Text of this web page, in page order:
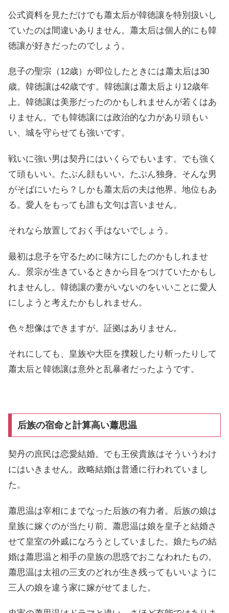
公式資料を見ただけでも蕭太后が韓徳讓を特別扱いし
ていたのは間違いありません。蕭太后は個人的にも韓
徳讓が好きだったのでしょう。
息子の聖宗（12歳）が即位したときには蕭太后は30
歳。韓徳讓は42歳です。韓徳讓は蕭太后より12歳年
上。韓徳讓は美形だったのかもしれませんが若くはあ
りません。でも韓徳讓には政治的な力があり頭もい
い、城を守らせても強いです。
戦いに強い男は契丹にはいくらでもいます。でも強く
て頭もいい。たぶん顔もいい。たぶん独身。そんな男
がそばにいたら？しかも蕭太后の夫は他界。地位もあ
る。愛人をもっても誰も文句は言いません。
それなら放置しておく手はないでしょう。
最初は息子を守るために味方にしたのかもしれませ
ん。景宗が生きているときから目をつけていたかもし
れませんし。韓徳讓の妻がいないのをいいことに愛人
にしようと考えたかもしれません。
色々想像はできますが。証拠はありません。
それにしても、皇族や大臣を撲殺したり斬ったりして
蕭太后と韓徳讓は意外と乱暴者だったようです。
后族の宿命と計算高い蕭思温
契丹の庶民は恋愛結婚。でも王侯貴族はそういうわけ
にはいきません。政略結婚は普通に行われていまし
た。
蕭思温は宰相にまでなった后族の有力者。后族の娘は
皇族に嫁ぐのが当たり前。蕭思温は娘を皇子と結婚さ
せて皇室の外戚になろうとしていました。娘たちの結
婚は蕭思温と相手の皇族の思惑でおこなわれたもの。
蕭思温は太祖の三支のどれが生き残ってもいいように
三人の娘を違う家に嫁がせてました。